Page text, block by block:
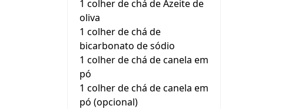
1 colher de chá de Azeite de
oliva
1 colher de chá de
bicarbonato de sódio
1 colher de chá de canela em
pó
1 colher de chá de canela em
pó (opcional)